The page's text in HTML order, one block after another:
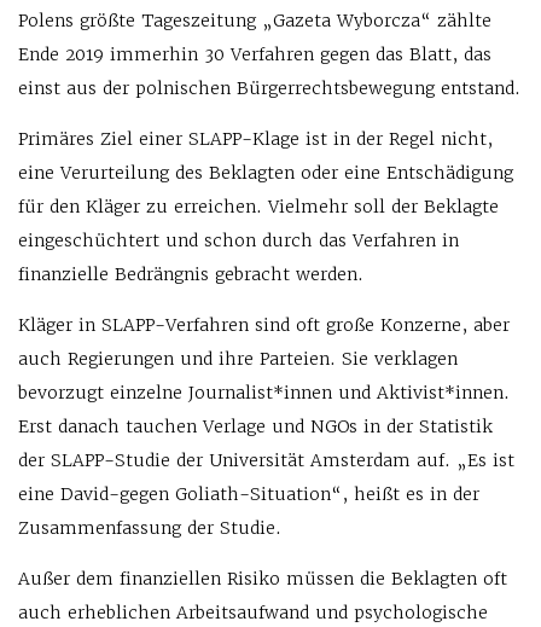
Polens größte Tageszeitung „Gazeta Wyborcza“ zählte
Ende 2019 immerhin 30 Verfahren gegen das Blatt, das
einst aus der polnischen Bürgerrechtsbewegung entstand.
Primäres Ziel einer SLAPP-Klage ist in der Regel nicht,
eine Verurteilung des Beklagten oder eine Entschädigung
für den Kläger zu erreichen. Vielmehr soll der Beklagte
eingeschüchtert und schon durch das Verfahren in
finanzielle Bedrängnis gebracht werden.
Kläger in SLAPP-Verfahren sind oft große Konzerne, aber
auch Regierungen und ihre Parteien. Sie verklagen
bevorzugt einzelne Journalist*innen und Aktivist*innen.
Erst danach tauchen Verlage und NGOs in der Statistik
der SLAPP-Studie der Universität Amsterdam auf. „Es ist
eine David-gegen Goliath-Situation“, heißt es in der
Zusammenfassung der Studie.
Außer dem finanziellen Risiko müssen die Beklagten oft
auch erheblichen Arbeitsaufwand und psychologische